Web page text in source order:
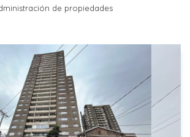
de propiedades